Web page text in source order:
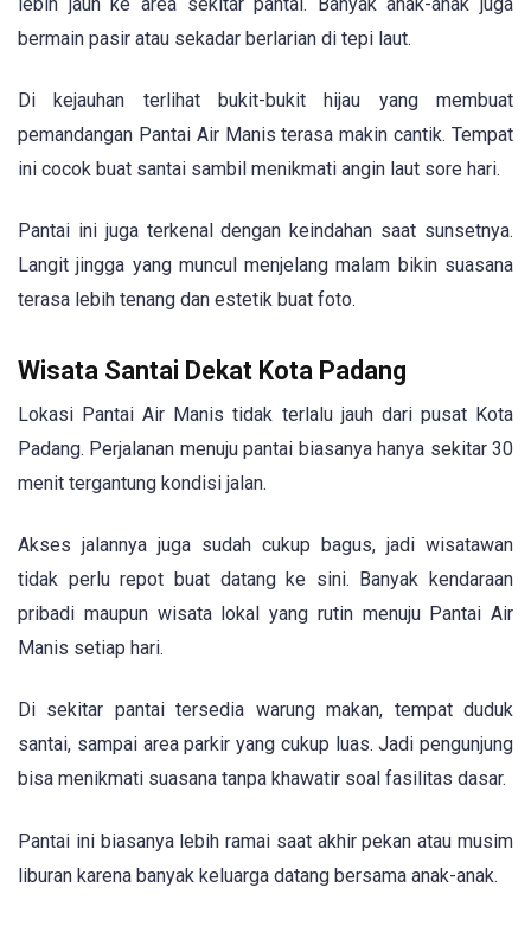
bermain pasir atau sekadar berlarian di tepi laut.
Di kejauhan terlihat bukit-bukit hijau yang membuat
pemandangan Pantai Air Manis terasa makin cantik. Tempat
ini cocok buat santai sambil menikmati angin laut sore hari.
Pantai ini juga terkenal dengan keindahan saat sunsetnya.
Langit jingga yang muncul menjelang malam bikin suasana
terasa lebih tenang dan estetik buat foto.
Wisata Santai Dekat Kota Padang
Lokasi Pantai Air Manis tidak terlalu jauh dari pusat Kota
Padang. Perjalanan menuju pantai biasanya hanya sekitar 30
menit tergantung kondisi jalan.
Akses jalannya juga sudah cukup bagus, jadi wisatawan
tidak perlu repot buat datang ke sini. Banyak kendaraan
pribadi maupun wisata lokal yang rutin menuju Pantai Air
Manis setiap hari.
Di sekitar pantai tersedia warung makan, tempat duduk
santai, sampai area parkir yang cukup luas. Jadi pengunjung
bisa menikmati suasana tanpa khawatir soal fasilitas dasar.
Pantai ini biasanya lebih ramai saat akhir pekan atau musim
liburan karena banyak keluarga datang bersama anak-anak.